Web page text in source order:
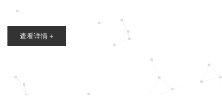
查看详情 +